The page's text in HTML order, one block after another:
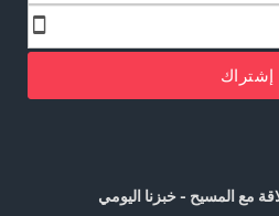
إشتراك
مع المسيح - خبزنا اليومي